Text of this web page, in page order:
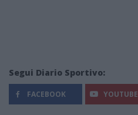
Segui Diario Sportivo:
FACEBOOK YOUTUBE